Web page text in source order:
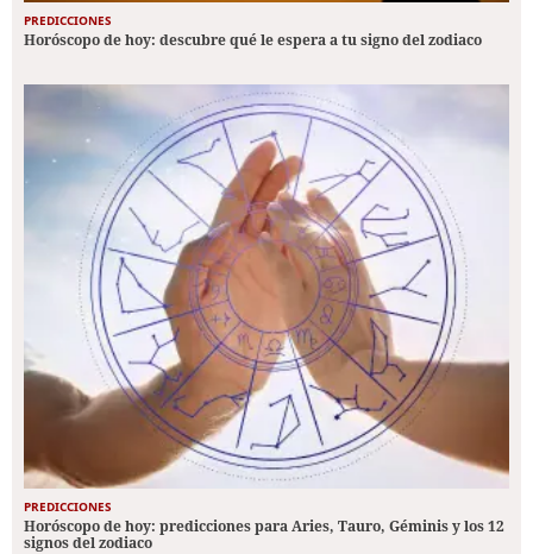
PREDICCIONES
Horóscopo de hoy: descubre qué le espera a tu signo del zodiaco
PREDICCIONES
Horóscopo de hoy: predicciones para Aries, Tauro, Géminis y los 12
signos del zodiaco